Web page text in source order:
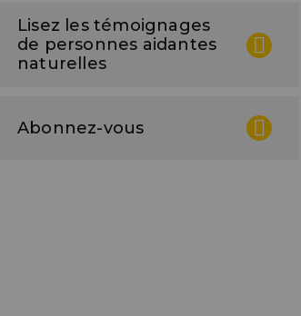
Lisez les témoignages
de personnes aidantes
naturelles
Abonnez-vous